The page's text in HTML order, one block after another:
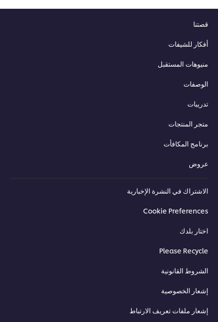
للشيفات
المستقبل
المنتجات
المكافأت
في النشرة الإخبارية
Cookie
بلدك
Please
القانونية
الخصوصية
ملفات تعريف الارتباط